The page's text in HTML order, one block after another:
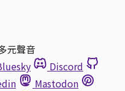
元聲音
Discord
Mastodon